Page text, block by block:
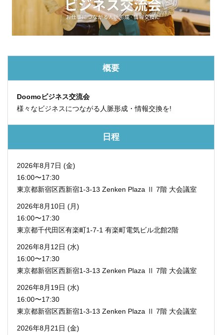
概要
Doomoビジネス交流会
様々なビジネスにつながる人脈形成・情報交換を!
日程
2026年8月7日 (金)
16:00〜17:30
東京都新宿区西新宿1-3-13 Zenken Plaza Ⅱ 7階 大会議室
2026年8月10日 (月)
16:00〜17:30
東京都千代田区有楽町1-7-1 有楽町電気ビル北館2階
2026年8月12日 (水)
16:00〜17:30
東京都新宿区西新宿1-3-13 Zenken Plaza Ⅱ 7階 大会議室
2026年8月19日 (水)
16:00〜17:30
東京都新宿区西新宿1-3-13 Zenken Plaza Ⅱ 7階 大会議室
2026年8月21日 (金)